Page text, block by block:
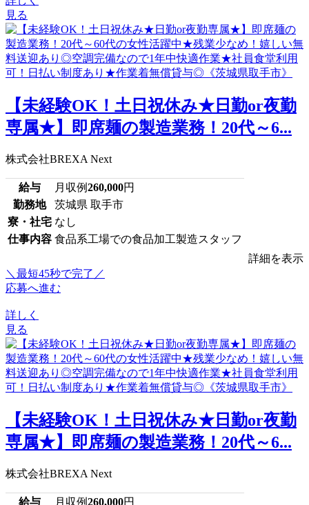
見る
【未経験OK！土日祝休み★日勤or夜勤
専属★】即席麺の製造業務！20代～6...
株式会社BREXA Next
給与 月収例260,000円
勤務地
茨城県 取手市
寮・社宅 なし
仕事内容 食品系工場での食品加工製造スタッフ
詳細を表示
＼最短45秒で完了／
応募へ進む
詳しく
見る
【未経験OK！土日祝休み★日勤or夜勤
専属★】即席麺の製造業務！20代～6...
株式会社BREXA Next
給与 月収例260,000円